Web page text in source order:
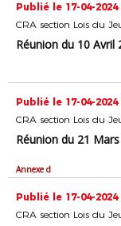
Publié le 17-04-2024
CRA section Lois du
Réunion du 10 Avril
Publié le 17-04-2024
CRA section Lois du
Réunion du 21
Annexe d
Publié le 17-04-2024
CRA section Lois du